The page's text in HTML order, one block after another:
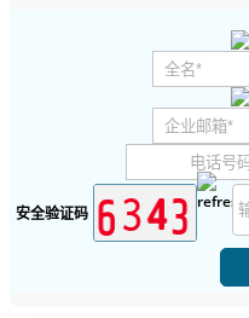
安全验证码